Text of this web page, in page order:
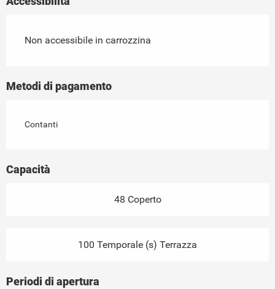
Non accessibile in carrozzina
Metodi di pagamento
Contanti
Capacità
48 Coperto
100 Temporale (s) Terrazza
Periodi di apertura